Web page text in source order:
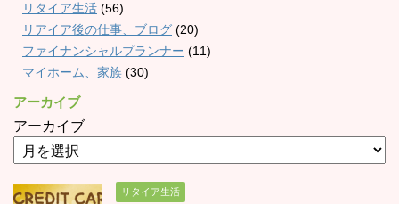
リタイア生活 (56)
リアイア後の仕事、ブログ (20)
ファイナンシャルプランナー (11)
マイホーム、家族 (30)
アーカイブ
アーカイブ
リタイア生活